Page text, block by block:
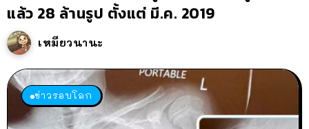
แล้ว 28 ล้านรูป ตั้งแต่ มี.ค. 2019
เหมียวนานะ
ข่าวรอบโลก